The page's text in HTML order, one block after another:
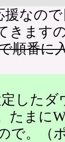
援なの
きます
順番に
したダ
たまに
で。（